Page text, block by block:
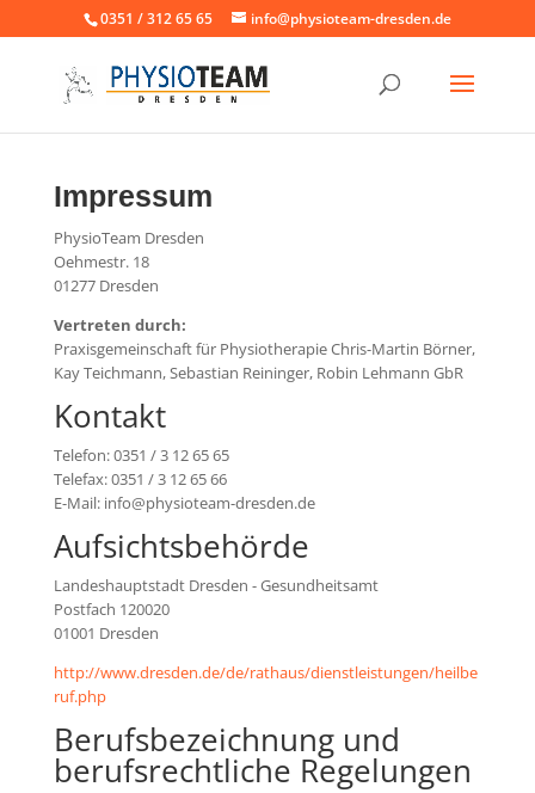
0351 / 312 65 65 info@physioteam-dresden.de
Impressum
PhysioTeam Dresden
Oehmestr. 18
01277 Dresden
Vertreten durch:
Praxisgemeinschaft für Physiotherapie Chris-Martin Börner,
Kay Teichmann, Sebastian Reininger, Robin Lehmann GbR
Kontakt
Telefon: 0351 / 3 12 65 65
Telefax: 0351 / 3 12 65 66
E-Mail: info@physioteam-dresden.de
Aufsichtsbehörde
Landeshauptstadt Dresden - Gesundheitsamt
Postfach 120020
01001 Dresden
http://www.dresden.de/de/rathaus/dienstleistungen/heilbe
ruf.php
Berufsbezeichnung und
berufsrechtliche Regelungen